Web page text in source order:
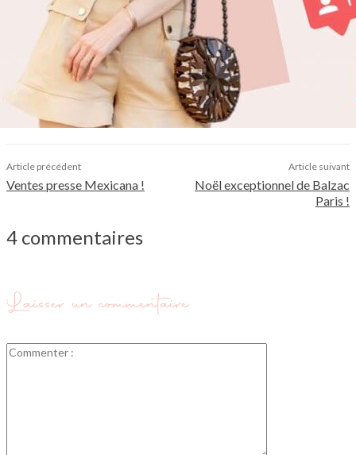
Article précédent
Ventes presse Mexicana !
Article suivant
Noël exceptionnel de Balzac
Paris !
4 commentaires
Laisser un commentaire